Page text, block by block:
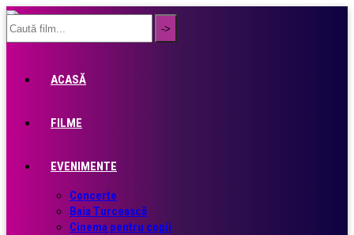
ACASĂ
FILME
EVENIMENTE
Concerte
Baia Turcească
Cinema pentru copii